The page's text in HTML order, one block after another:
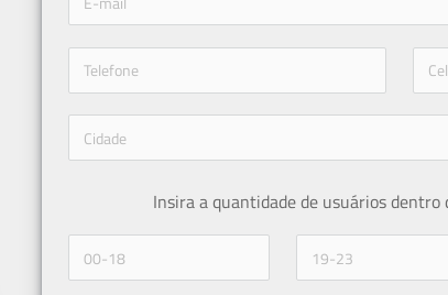
icon-
Insira a quantidade de usuários dentro